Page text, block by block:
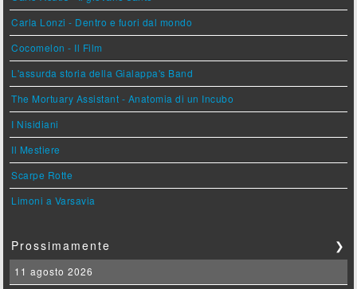
Carla Lonzi - Dentro e fuori dal mondo
Cocomelon - Il Film
L'assurda storia della Gialappa's Band
The Mortuary Assistant - Anatomia di un Incubo
I Nisidiani
Il Mestiere
Scarpe Rotte
Limoni a Varsavia
Prossimamente ❯
11 agosto 2026